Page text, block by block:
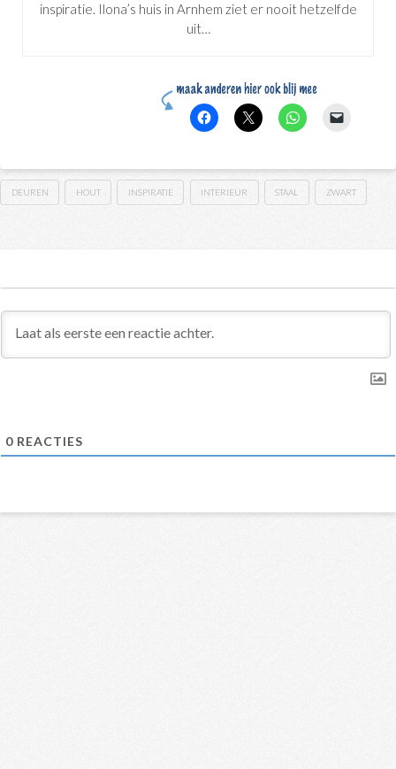
inspiratie. Ilona’s huis in Arnhem ziet er nooit hetzelfde
uit…
DEUREN HOUT INSPIRATIE INTERIEUR STAAL ZWART
0 REACTIES